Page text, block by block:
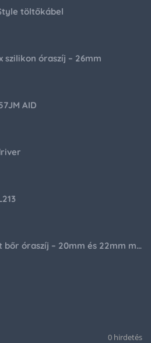
töltőkábel
szilikon óraszíj – 26mm
AID
Keskenyített bőr óraszíj – 20mm és 22mm méretben
0 hirdetés